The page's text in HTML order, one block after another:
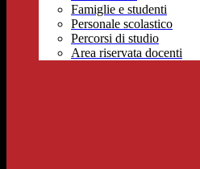
Famiglie e studenti
Personale scolastico
Percorsi di studio
Area riservata docenti